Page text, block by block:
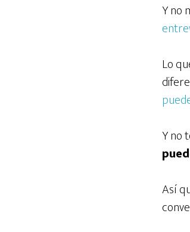
Y no
Lo
Y no
Así